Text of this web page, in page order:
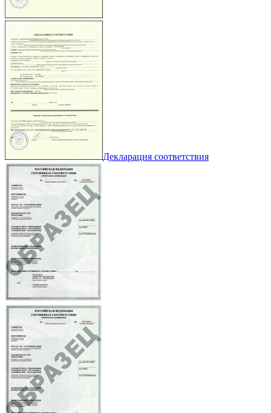
Декларация соответствия